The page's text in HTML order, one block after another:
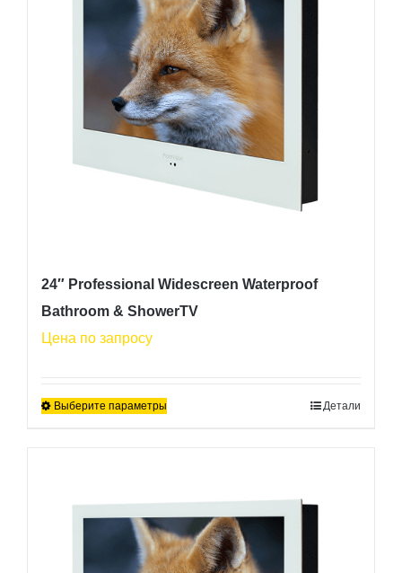
можно
выбрать
на
странице
товара.
24″ Professional Widescreen Waterproof
Bathroom & ShowerTV
Цена по запросу
Выберите параметры
вариаций.
Опции
можно
Детали